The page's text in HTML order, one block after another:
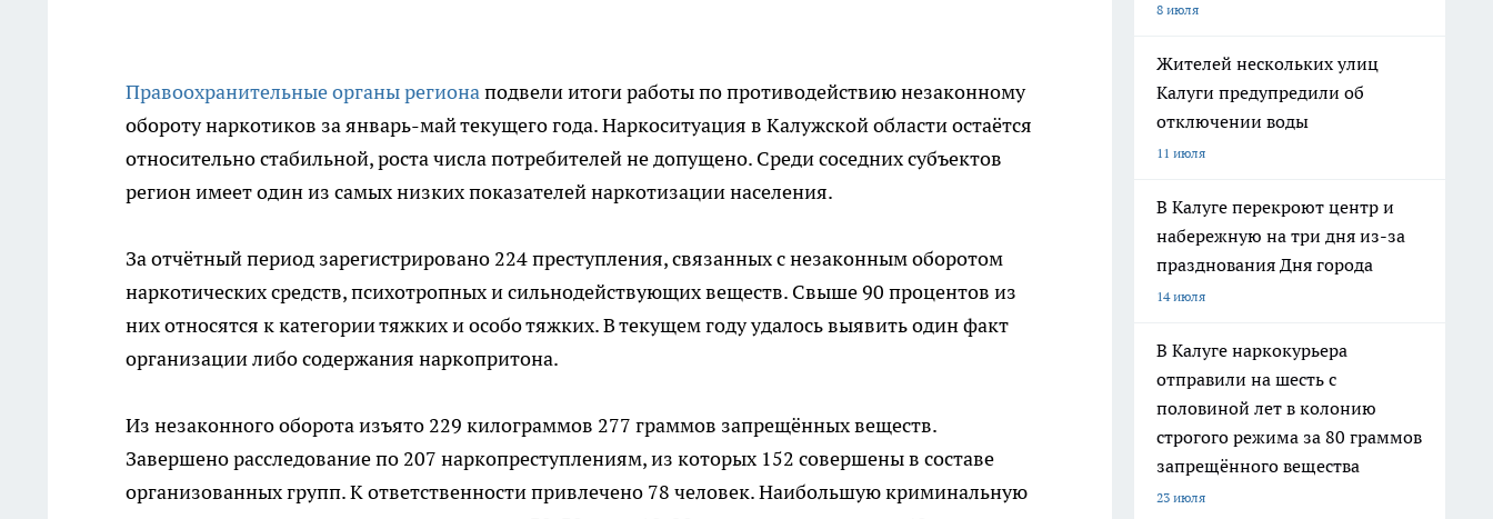
Правоохранительные органы регионаподвели итоги работы по противодействию незаконному
обороту наркотиков за январь-май текущего года. Наркоситуация в Калужской области остаётся
относительно стабильной, роста числа потребителей не допущено. Среди соседних субъектов
регион имеет один из самых низких показателей наркотизации населения.
За отчётный период зарегистрировано 224 преступления, связанных с незаконным оборотом
наркотических средств, психотропных и сильнодействующих веществ. Свыше 90 процентов из
них относятся к категории тяжких и особо тяжких. В текущем году удалось выявить один факт
организации либо содержания наркопритона.
Из незаконного оборота изъято 229 килограммов 277 граммов запрещённых веществ.
Завершено расследование по 207 наркопреступлениям, из которых 152 совершены в составе
организованных групп. К ответственности привлечено 78 человек. Наибольшую криминальную
8 июля
Жителей нескольких улиц
Калуги предупредили об
отключении воды
11 июля
В Калуге перекроют центр и
набережную на три дня из-за
празднования Дня города
14 июля
В Калуге наркокурьера
отправили на шесть с
половиной лет в колонию
строгого режима за 80 граммов
запрещённого вещества
23 июля